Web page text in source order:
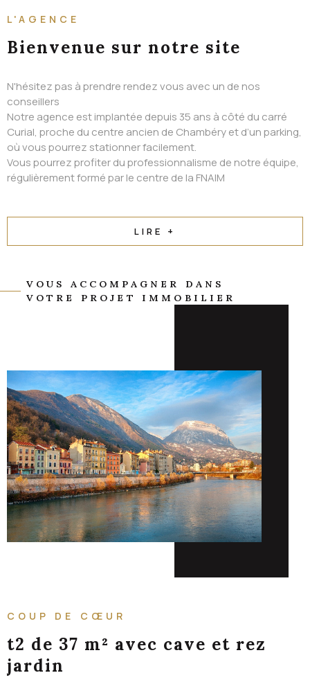
L'AGENCE
Bienvenue sur notre site
N'hésitez pas à prendre rendez vous avec un de nos
conseillers
Notre agence est implantée depuis 35 ans à côté du carré
Curial, proche du centre ancien de Chambéry et d’un parking,
où vous pourrez stationner facilement.
Vous pourrez profiter du professionnalisme de notre équipe,
régulièrement formé par le centre de la FNAIM
LIRE +
VOUS ACCOMPAGNER DANS
VOTRE PROJET IMMOBILIER
COUP DE CŒUR
t2 de 37 m² avec cave et rez
jardin